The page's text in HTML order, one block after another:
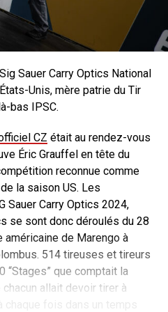
Sauer Carry Optics National
Unis, mère patrie du Tir
bas IPSC.
CZ était au rendez-vous
Éric Grauffel en tête du
reconnue comme
la saison US. Les
Sauer Carry Optics 2024,
se sont donc déroulés du 28
américaine de Marengo à
514 tireuses et tireurs
que comptait la
allait devoir tirer à